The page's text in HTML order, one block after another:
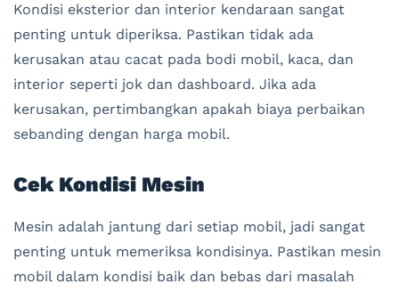
Kondisi eksterior dan interior kendaraan sangat
penting untuk diperiksa. Pastikan tidak ada
kerusakan atau cacat pada bodi mobil, kaca, dan
interior seperti jok dan dashboard. Jika ada
kerusakan, pertimbangkan apakah biaya perbaikan
sebanding dengan harga mobil.
Cek Kondisi Mesin
Mesin adalah jantung dari setiap mobil, jadi sangat
penting untuk memeriksa kondisinya. Pastikan mesin
mobil dalam kondisi baik dan bebas dari masalah